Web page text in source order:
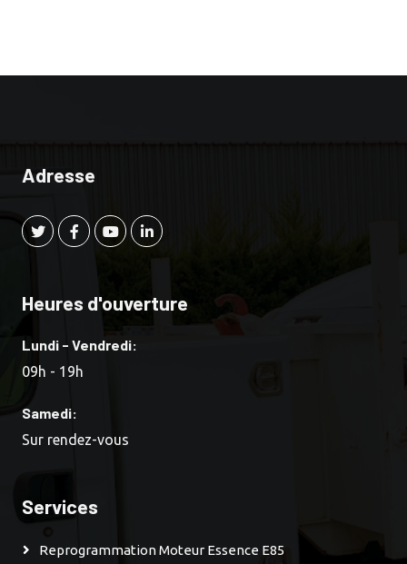
Adresse
Heures d'ouverture
Lundi - Vendredi:
09h - 19h
Samedi:
Sur rendez-vous
Services
Reprogrammation Moteur Essence E85